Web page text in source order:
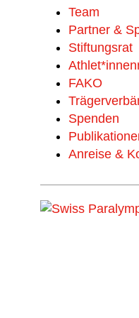
Team
Partner &
Stiftungsrat
FAKO
Spenden
Anreise &